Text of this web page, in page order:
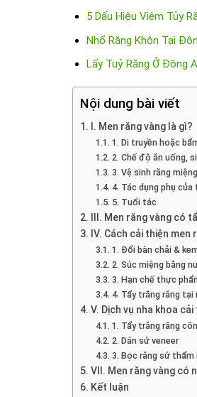
5 Dấu Hiệu Viêm Tủy
Nhổ Răng Khôn Tại
Lấy Tuỷ Răng Ở Đông
Nội dung bài viết
I. Men răng vàng là gì?
1. Di truyền hoặc
2. Chế độ ăn uống,
3. Vệ sinh răng
4. Tác dụng phụ của
5. Tuổi tác
III. Men răng vàng có
IV. Cách cải thiện men
1. Đổi bàn chải &
2. Súc miệng bằng
3. Hạn chế thực
4. Tẩy trắng răng
V. Dịch vụ nha khoa
1. Tẩy trắng răng
2. Dán sứ veneer
3. Bọc răng sứ thẩm
VII. Men răng vàng có
Kết luận